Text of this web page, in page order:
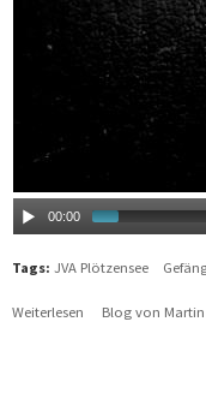
00:00
Tags: JVA Plötzensee
Weiterlesen über Klänge der
Blog von